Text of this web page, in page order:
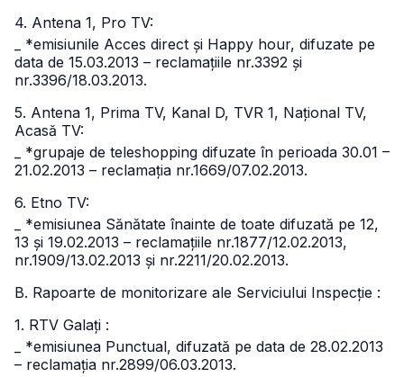
4. Antena 1, Pro TV:
_ *emisiunile Acces direct și Happy hour, difuzate pe
data de 15.03.2013 – reclamațiile nr.3392 și
nr.3396/18.03.2013.
5. Antena 1, Prima TV, Kanal D, TVR 1, Național TV,
Acasă TV:
_ *grupaje de teleshopping difuzate în perioada 30.01 –
21.02.2013 – reclamația nr.1669/07.02.2013.
6. Etno TV:
_ *emisiunea Sănătate înainte de toate difuzată pe 12,
13 și 19.02.2013 – reclamațiile nr.1877/12.02.2013,
nr.1909/13.02.2013 și nr.2211/20.02.2013.
B. Rapoarte de monitorizare ale Serviciului Inspecție :
1. RTV Galați :
_ *emisiunea Punctual, difuzată pe data de 28.02.2013
– reclamația nr.2899/06.03.2013.